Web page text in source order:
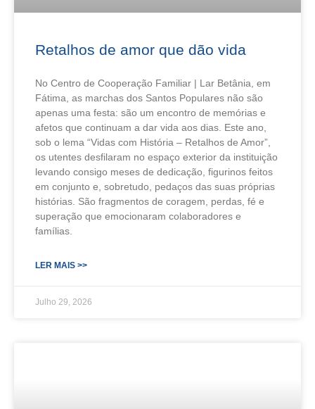
Retalhos de amor que dão vida
No Centro de Cooperação Familiar | Lar Betânia, em
Fátima, as marchas dos Santos Populares não são
apenas uma festa: são um encontro de memórias e
afetos que continuam a dar vida aos dias. Este ano,
sob o lema “Vidas com História – Retalhos de Amor”,
os utentes desfilaram no espaço exterior da instituição
levando consigo meses de dedicação, figurinos feitos
em conjunto e, sobretudo, pedaços das suas próprias
histórias. São fragmentos de coragem, perdas, fé e
superação que emocionaram colaboradores e
famílias.
LER MAIS >>
Julho 29, 2026